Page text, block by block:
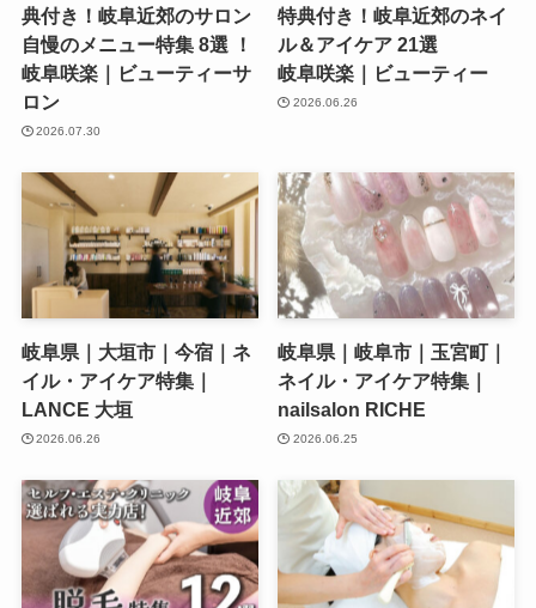
典付き！岐阜近郊のサロン
自慢のメニュー特集 8選 ！
岐阜咲楽｜ビューティーサ
ロン
2026.07.30
特典付き！岐阜近郊のネイ
ル＆アイケア 21選
岐阜咲楽｜ビューティー
2026.06.26
岐阜県｜大垣市｜今宿｜ネ
イル・アイケア特集｜
LANCE 大垣
2026.06.26
岐阜県｜岐阜市｜玉宮町｜
ネイル・アイケア特集｜
nailsalon RICHE
2026.06.25